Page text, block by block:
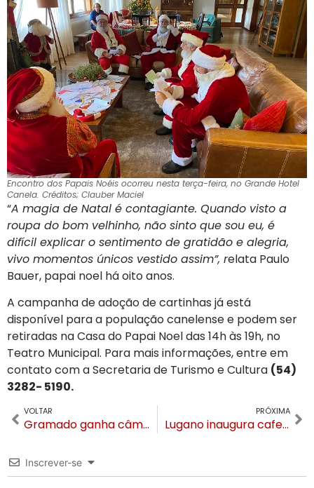
Encontro dos Papais Noéis ocorreu nesta terça-feira, no Grande Hotel
Canela. Créditos; Clauber Maciel
“A magia de Natal é contagiante. Quando visto a
roupa do bom velhinho, não sinto que sou eu, é
difícil explicar o sentimento de gratidão e alegria,
vivo momentos únicos vestido assim”, relata Paulo
Bauer, papai noel há oito anos.
A campanha de adoção de cartinhas já está
disponível para a população canelense e podem ser
retiradas na Casa do Papai Noel das 14h às 19h, no
Teatro Municipal. Para mais informações, entre em
contato com a Secretaria de Turismo e Cultura (54)
3282- 5190.
VOLTAR
Gramado ganha câmera ao vivo na Borges de Medeiros
PRÓXIMA
Lugano inaugura cafeteria e loja na Rua Torta
Inscrever-se